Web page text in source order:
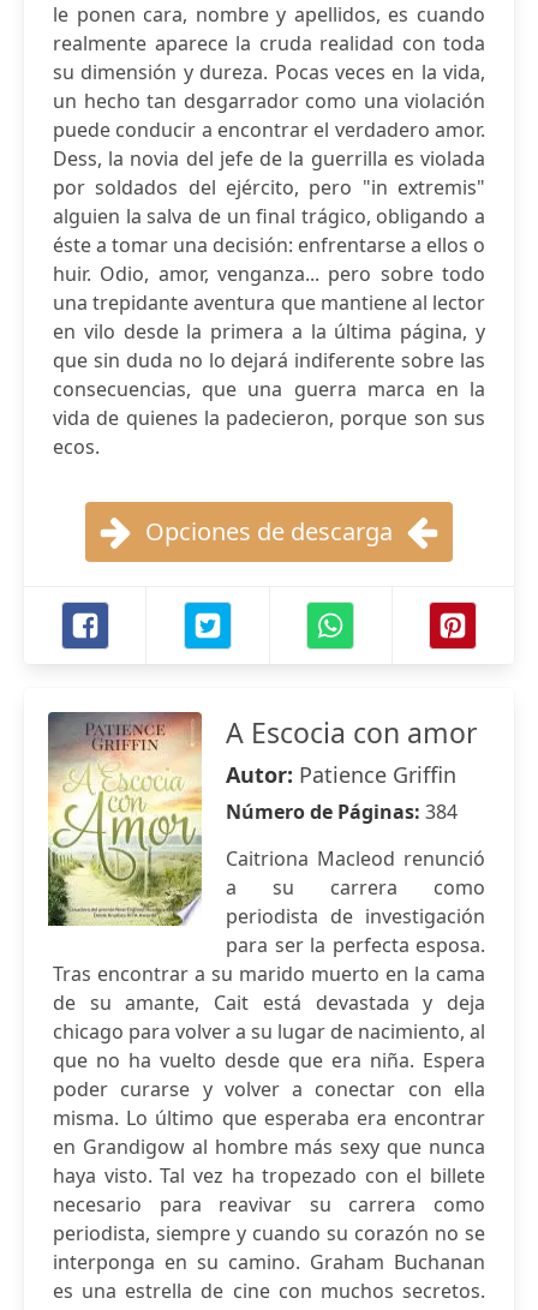
le ponen cara, nombre y apellidos, es cuando
realmente aparece la cruda realidad con toda
su dimensión y dureza. Pocas veces en la vida,
un hecho tan desgarrador como una violación
puede conducir a encontrar el verdadero amor.
Dess, la novia del jefe de la guerrilla es violada
por soldados del ejército, pero "in extremis"
alguien la salva de un final trágico, obligando a
éste a tomar una decisión: enfrentarse a ellos o
huir. Odio, amor, venganza... pero sobre todo
una trepidante aventura que mantiene al lector
en vilo desde la primera a la última página, y
que sin duda no lo dejará indiferente sobre las
consecuencias, que una guerra marca en la
vida de quienes la padecieron, porque son sus
ecos.
Opciones de descarga
A Escocia con amor
Autor: Patience Griffin
Número de Páginas: 384
Caitriona Macleod renunció
a su carrera como
periodista de investigación
para ser la perfecta esposa.
Tras encontrar a su marido muerto en la cama
de su amante, Cait está devastada y deja
chicago para volver a su lugar de nacimiento, al
que no ha vuelto desde que era niña. Espera
poder curarse y volver a conectar con ella
misma. Lo último que esperaba era encontrar
en Grandigow al hombre más sexy que nunca
haya visto. Tal vez ha tropezado con el billete
necesario para reavivar su carrera como
periodista, siempre y cuando su corazón no se
interponga en su camino. Graham Buchanan
es una estrella de cine con muchos secretos.